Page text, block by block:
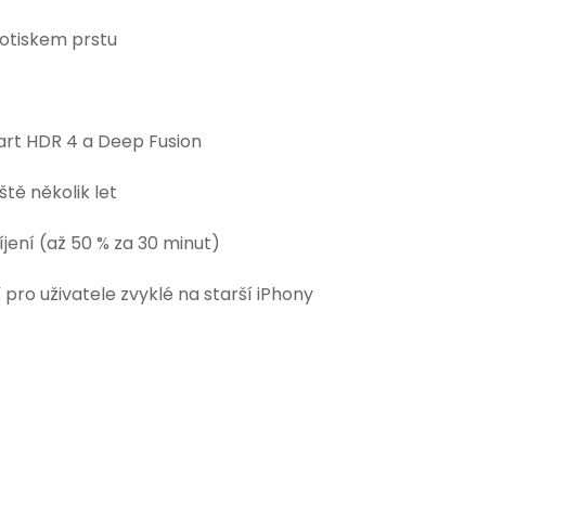
prstu
HDR 4 a Deep Fusion
několik let
(až 50 % za 30 minut)
uživatele zvyklé na starší iPhony